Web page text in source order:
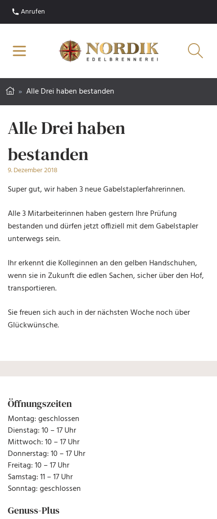
Anrufen
» Alle Drei haben bestanden
Alle Drei haben
bestanden
9. Dezember 2018
Super gut, wir haben 3 neue Gabelstaplerfahrerinnen.
Alle 3 Mitarbeiterinnen haben gestern Ihre Prüfung
bestanden und dürfen jetzt offiziell mit dem Gabelstapler
unterwegs sein.
Ihr erkennt die Kolleginnen an den gelben Handschuhen,
wenn sie in Zukunft die edlen Sachen, sicher über den Hof,
transportieren.
Sie freuen sich auch in der nächsten Woche noch über
Glückwünsche.
Öffnungszeiten
Montag: geschlossen
Dienstag: 10 – 17 Uhr
Mittwoch: 10 – 17 Uhr
Donnerstag: 10 – 17 Uhr
Freitag: 10 – 17 Uhr
Samstag: 11 – 17 Uhr
Sonntag: geschlossen
Genuss-Plus